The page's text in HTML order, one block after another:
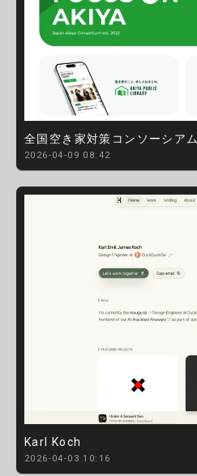
全国空き家対策コンソーシアム
2026-04-09 08:42
Karl Koch
2026-04-03 10:16